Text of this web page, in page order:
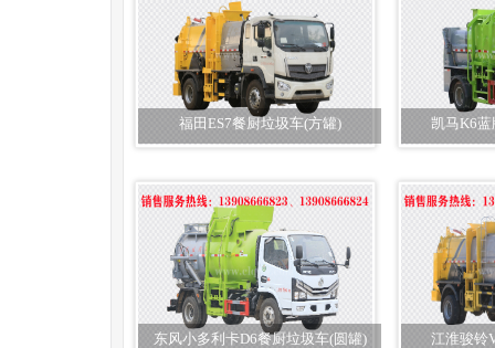
福田ES7餐厨垃圾车(方罐) 凯马K6蓝
东风小多利卡D6餐厨垃圾车(圆罐) 江淮骏铃